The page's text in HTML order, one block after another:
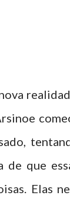
de que
Elas